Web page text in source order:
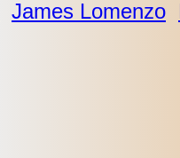
James Lomenzo